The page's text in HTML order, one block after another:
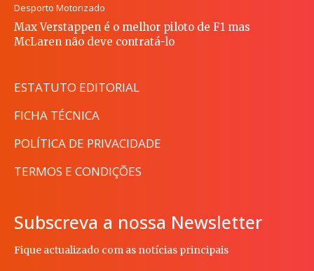
Desporto Motorizado
Max Verstappen é o melhor piloto de F1 mas
McLaren não deve contratá-lo
ESTATUTO EDITORIAL
FICHA TÉCNICA
POLÍTICA DE PRIVACIDADE
TERMOS E CONDIÇÕES
Subscreva a nossa Newsletter
Fique actualizado com as notícias principais